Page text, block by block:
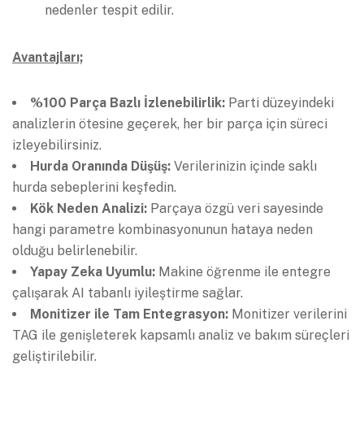
nedenler tespit edilir.
Avantajları;
%100 Parça Bazlı İzlenebilirlik: Parti düzeyindeki
analizlerin ötesine geçerek, her bir parça için süreci
izleyebilirsiniz.
Hurda Oranında Düşüş: Verilerinizin içinde saklı
hurda sebeplerini keşfedin.
Kök Neden Analizi: Parçaya özgü veri sayesinde
hangi parametre kombinasyonunun hataya neden
olduğu belirlenebilir.
Yapay Zeka Uyumlu: Makine öğrenme ile entegre
çalışarak AI tabanlı iyileştirme sağlar.
Monitizer ile Tam Entegrasyon: Monitizer verilerini
TAG ile genişleterek kapsamlı analiz ve bakım süreçleri
geliştirilebilir.